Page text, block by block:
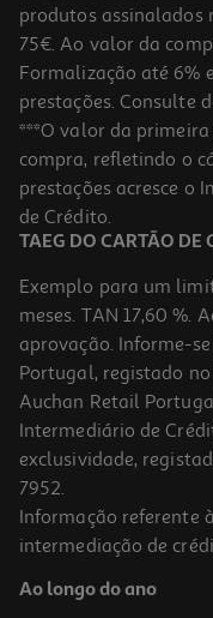
produtos assinalados
75€. Ao valor da
Formalização até 6%
prestações. Consulte
***O valor da
compra, refletindo o
prestações acresce o
de Crédito.
TAEG DO CARTÃO DE
Exemplo para um
meses. TAN 17,60 %.
aprovação. Informe-
Portugal, registado
Auchan Retail
Intermediário de
exclusividade,
7952.
Informação referente
intermediação de
Ao longo do ano